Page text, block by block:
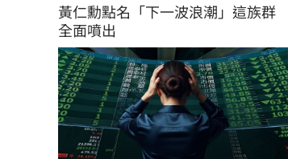
黃仁勳點名「下一波浪潮」這族群
全面噴出